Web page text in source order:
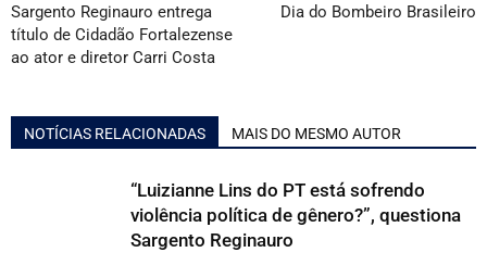
Sargento Reginauro entrega
título de Cidadão Fortalezense
ao ator e diretor Carri Costa
Dia do Bombeiro Brasileiro
NOTÍCIAS RELACIONADAS MAIS DO MESMO AUTOR
“Luizianne Lins do PT está sofrendo
violência política de gênero?”, questiona
Sargento Reginauro